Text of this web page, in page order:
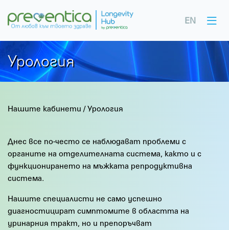
EN
Урология
Нашите кабинети /Урология
Днес все по-често се наблюдават проблеми с
органите на отделителната система, както и с
функционирането на мъжката репродуктивна
система.
Нашите специалисти не само успешно
диагностицират симптомите в областта на
уринарния тракт, но и препоръчват